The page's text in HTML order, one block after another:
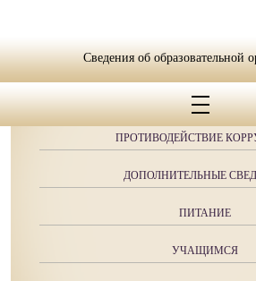
ОБРАЩЕНИЯ
ПРОТИВОДЕЙСТВИЕ
ДОПОЛНИТЕЛЬНЫЕ
ПИТАНИЕ
УЧАЩИМСЯ
Сведения об образовательной